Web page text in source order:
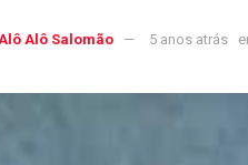
Alô Salomão 5 anos atrás